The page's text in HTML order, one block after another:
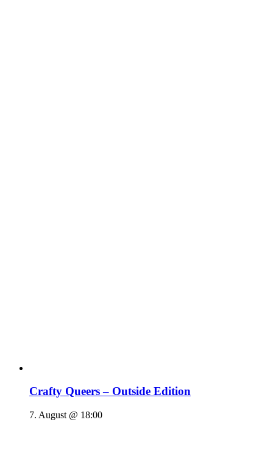
Crafty Queers – Outside Edition
7. August @ 18:00